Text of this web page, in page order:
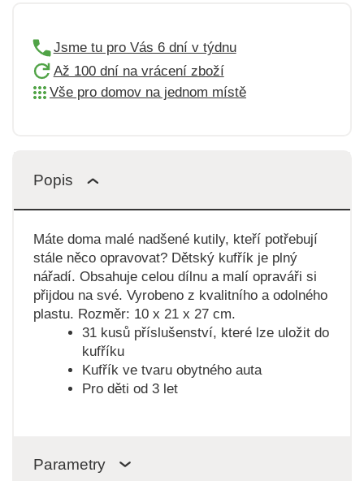
Jsme tu pro Vás 6 dní v týdnu
Až 100 dní na vrácení zboží
Vše pro domov na jednom místě
Popis
Máte doma malé nadšené kutily, kteří potřebují
stále něco opravovat? Dětský kufřík je plný
nářadí. Obsahuje celou dílnu a malí opraváři si
přijdou na své. Vyrobeno z kvalitního a odolného
plastu. Rozměr: 10 x 21 x 27 cm.
31 kusů příslušenství, které lze uložit do
kufříku
Kufřík ve tvaru obytného auta
Pro děti od 3 let
Parametry